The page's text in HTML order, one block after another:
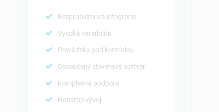
Bezproblémová integrácia
Vysoká variabilita
Prevádzka pod kontrolou
Osvedčený slovenský softvér
Komplexná podpora
Nonstop vývoj